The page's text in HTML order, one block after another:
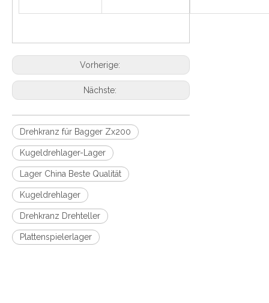
Vorherige:
Nächste:
Drehkranz für Bagger Zx200
Kugeldrehlager-Lager
Lager China Beste Qualität
Kugeldrehlager
Drehkranz Drehteller
Plattenspielerlager